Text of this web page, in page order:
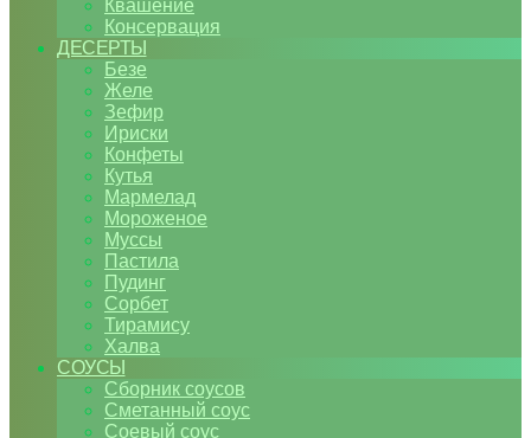
Квашение
Консервация
ДЕСЕРТЫ
Безе
Желе
Зефир
Ириски
Конфеты
Кутья
Мармелад
Мороженое
Муссы
Пастила
Пудинг
Сорбет
Тирамису
Халва
СОУСЫ
Сборник соусов
Сметанный соус
Соевый соус